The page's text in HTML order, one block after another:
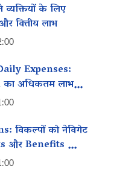
व्यक्तियों के लिए
वित्तीय लाभ
Expenses:
अधिकतम लाभ
विकल्पों को नेविगेट
और Benefits को